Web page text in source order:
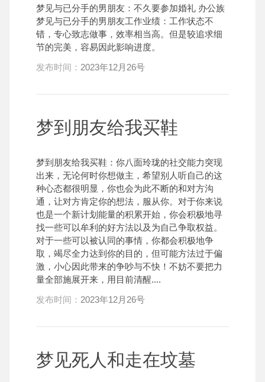
梦见与已分手的男朋友：不久要参加婚礼 办公族
梦见与已分手的男朋友工作业绩：工作状态不
错，专心致志做事，效率相当高。但是较追求细
节的完美，容易因此影响进度。
发布时间： 2023年12月26号
梦到朋友给我买鞋
梦到朋友给我买鞋：你八面玲珑的社交能力突现
出来，无论何时你想做主，希望别人听自己的这
种心态都很明显，你也会为此不断的和对方沟
通，让对方肯定你的想法，服从你。对于你来说
也是一个新计划能量的积累开始，你会积极地寻
找一些可以牟利的好方法以及为自己争取权益。
对于一些可以被认同的事情，你都会积极地争
取，竭尽全力达到你的目的，但可能方法过于偏
激，小心因此带来的争吵与不快！不妨不要把力
量全部施展开来，用目前清醒....
发布时间： 2023年12月26号
梦见死人和走在坟墓